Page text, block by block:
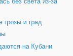
без света из-за
грозы и град
на Кубани